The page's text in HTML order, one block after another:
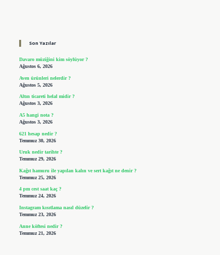
Son Yazılar
Davaro müziğini kim söylüyor ?
Ağustos 6, 2026
Aven ürünleri nelerdir ?
Ağustos 5, 2026
Altın ticareti helal midir ?
Ağustos 3, 2026
A5 hangi nota ?
Ağustos 3, 2026
621 hesap nedir ?
Temmuz 30, 2026
Uruk nedir tarihte ?
Temmuz 29, 2026
Kağıt hamuru ile yapılan kalın ve sert kağıt ne denir ?
Temmuz 25, 2026
4 pm cest saat kaç ?
Temmuz 24, 2026
Instagram kısıtlama nasıl düzelir ?
Temmuz 23, 2026
Anne köftesi nedir ?
Temmuz 21, 2026